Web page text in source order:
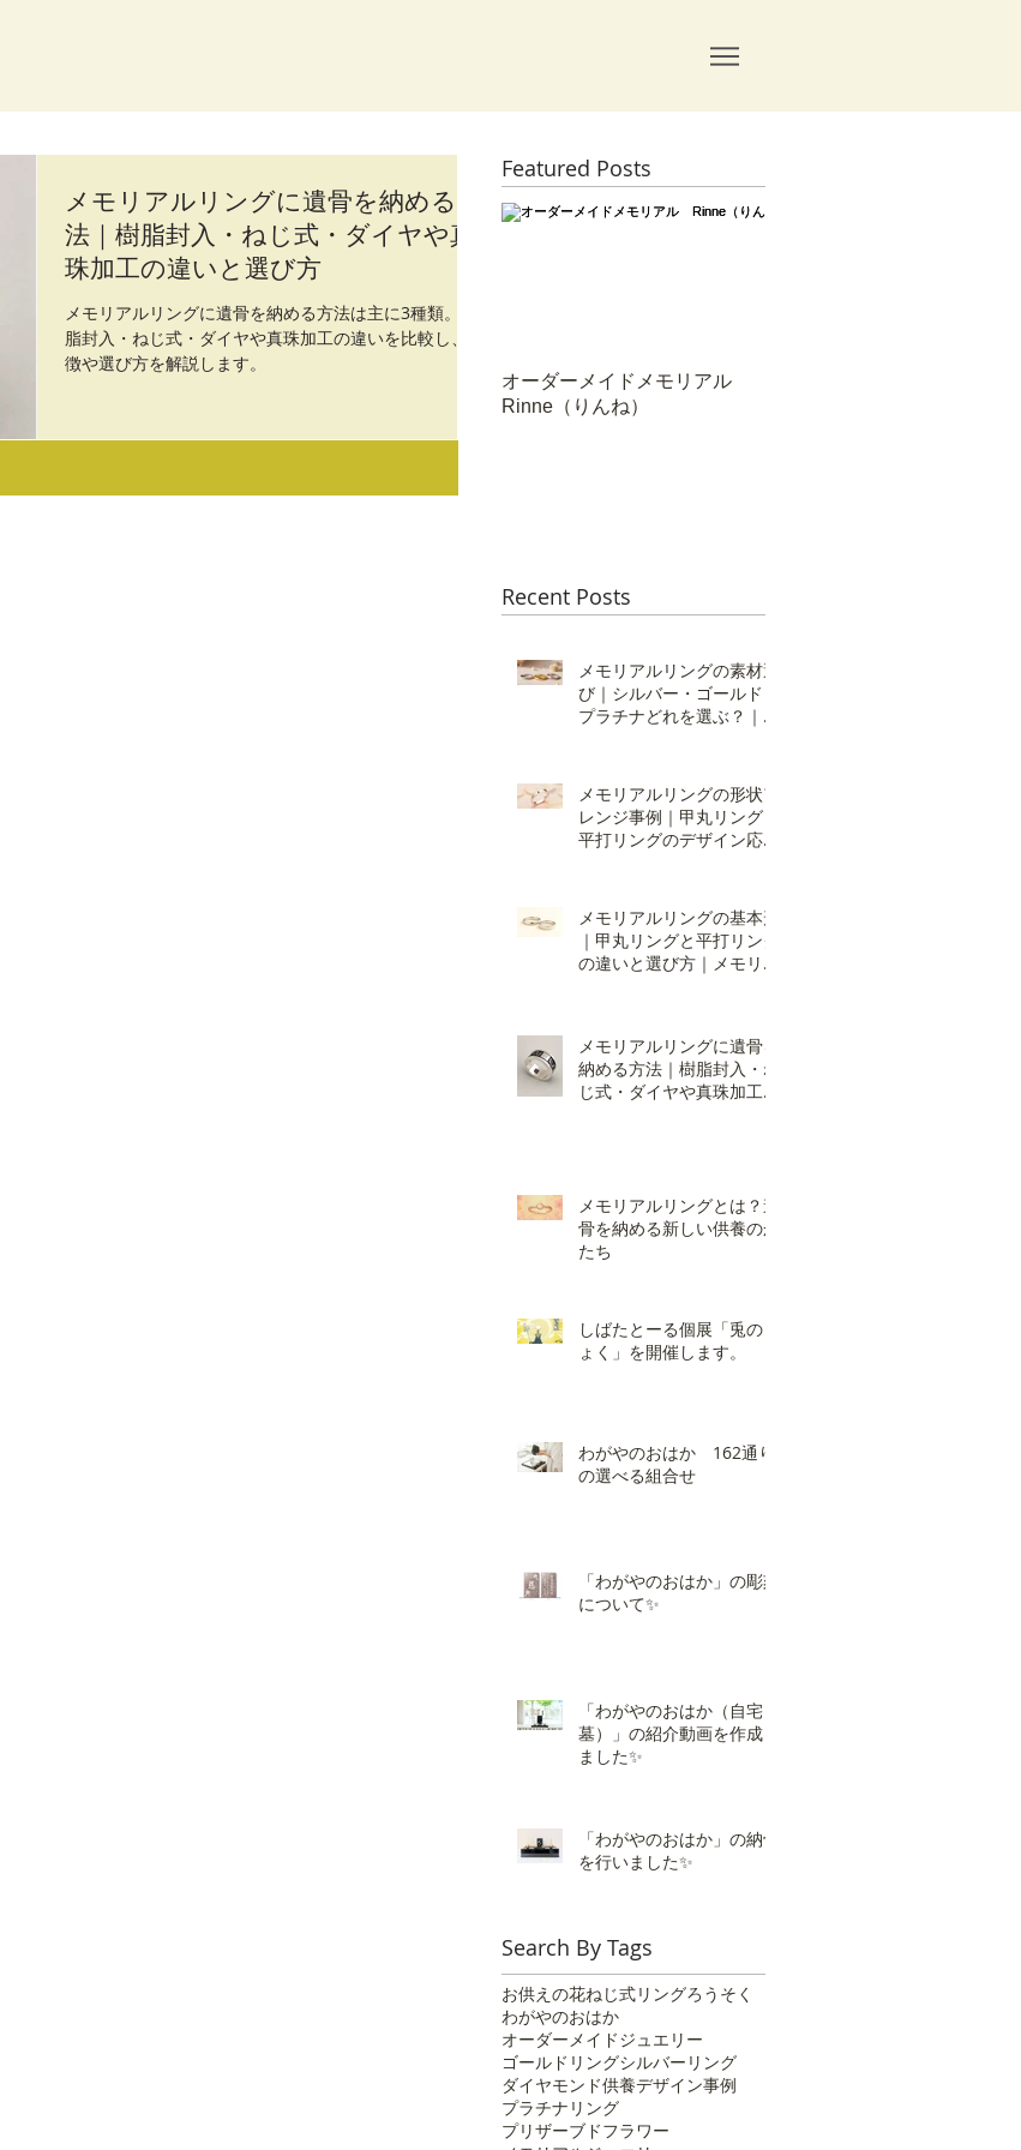
メモリアルリングに遺骨を納める方
法｜樹脂封入・ねじ式・ダイヤや真
珠加工の違いと選び方
メモリアルリングに遺骨を納める方法は主に3種類。樹
脂封入・ねじ式・ダイヤや真珠加工の違いを比較し、特
徴や選び方を解説します。
Featured Posts
オーダーメイドメモリアル
Rinne（りんね）
Recent Posts
メモリアルリングの素材選
び｜シルバー・ゴールド・
プラチナどれを選ぶ？｜オ
メモリアルリングの形状ア
レンジ事例｜甲丸リング・
平打リングのデザイン応用
メモリアルリングの基本形
｜甲丸リングと平打リング
の違いと選び方｜メモリア
メモリアルリングに遺骨を
納める方法｜樹脂封入・ね
じ式・ダイヤや真珠加工の
メモリアルリングとは？遺
骨を納める新しい供養のか
たち
しばたとーる個展「兎のき
ょく」を開催します。
わがやのおはか 162通り
の選べる組合せ
「わがやのおはか」の彫刻
について✨
「わがやのおはか（自宅
墓）」の紹介動画を作成し
ました✨
「わがやのおはか」の納骨
を行いました✨️
Search By Tags
お供えの花ねじ式リングろうそく
わがやのおはか
オーダーメイドジュエリー
ゴールドリングシルバーリング
ダイヤモンド供養デザイン事例
プラチナリング
プリザーブドフラワー